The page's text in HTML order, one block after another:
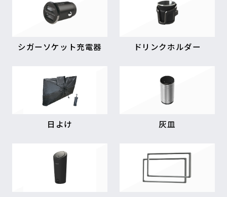
シガーソケット充電器 ドリンクホルダー
日よけ 灰皿